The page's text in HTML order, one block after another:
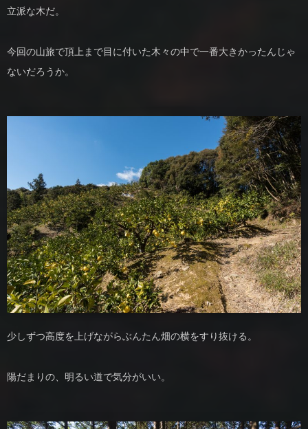
立派な木だ。
今回の山旅で頂上まで目に付いた木々の中で一番大きかったんじゃ
ないだろうか。
少しずつ高度を上げながらぶんたん畑の横をすり抜ける。
陽だまりの、明るい道で気分がいい。